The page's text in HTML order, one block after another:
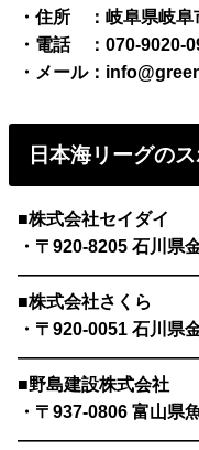
・住所 ：岐阜県岐阜
・電話 ：070-9020-
・メール：
日本海リーグの
■株式会社セイダイ
・〒920-8205 ⽯川県
■株式会社さくら
・〒920-0051 ⽯川県
■野島建設株式会社
・〒937-0806 富⼭県